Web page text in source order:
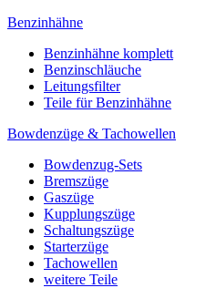
Benzinhähne
Benzinhähne komplett
Benzinschläuche
Leitungsfilter
Teile für Benzinhähne
Bowdenzüge & Tachowellen
Bowdenzug-Sets
Bremszüge
Gaszüge
Kupplungszüge
Schaltungszüge
Starterzüge
Tachowellen
weitere Teile